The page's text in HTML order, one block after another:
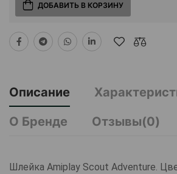
ДОБАВИТЬ В КОРЗИНУ
Описание
О Бренде
Отзывы(0)
Шлейка Amiplay Scout Adventure.